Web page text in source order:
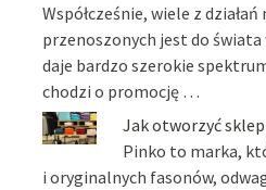
Współcześnie, wiele z
przenoszonych jest do
daje bardzo szerokie
chodzi o promocję …
Jak otworzyć
Pinko to marka,
i oryginalnych fasonów,